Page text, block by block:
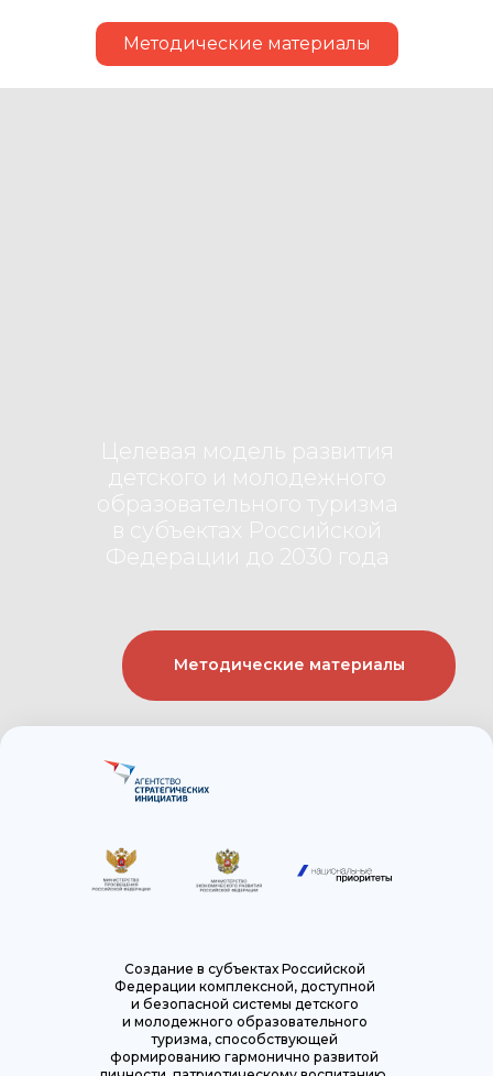
Методические материалы
Целевая модель развития
детского и молодежного
образовательного туризма
в субъектах Российской
Федерации до 2030 года
Методические материалы
Создание в субъектах Российской
Федерации комплексной, доступной
и безопасной системы детского
и молодежного образовательного
туризма, способствующей
формированию гармонично развитой